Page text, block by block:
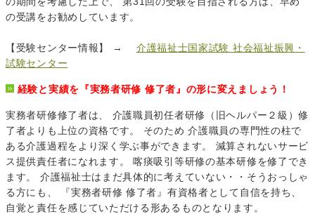
の受講をお勧めしています。
【受験センター情報】 → 介護福祉士国家試験 社会福祉振興・
試験センター
経験と実績を『実務者研修 修了者』の形に変えましょう！
実務者研修修了者は、 介護職員初任者研修（旧ヘルパー２級）修
了者よりも上位の資格です。 そのため 介護職員の専門性の柱で
ある介護過程をより深く学ぶ事ができます。 減算されないサービ
ス提供責任者になれます。 喀痰吸引等研修の基本研修を修了でき
ます。 介護福祉士はまだ具体的に考えていない・・そうおっしゃ
る方にも、 『実務者研修 修了者』有資格者として自信を持ち、
自覚と責任を感じていただける形あるものとなります。